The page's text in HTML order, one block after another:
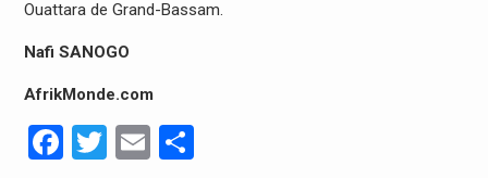
Ouattara de Grand-Bassam.
Nafi SANOGO
AfrikMonde.com
Facebook
Twitter
EmailPartager